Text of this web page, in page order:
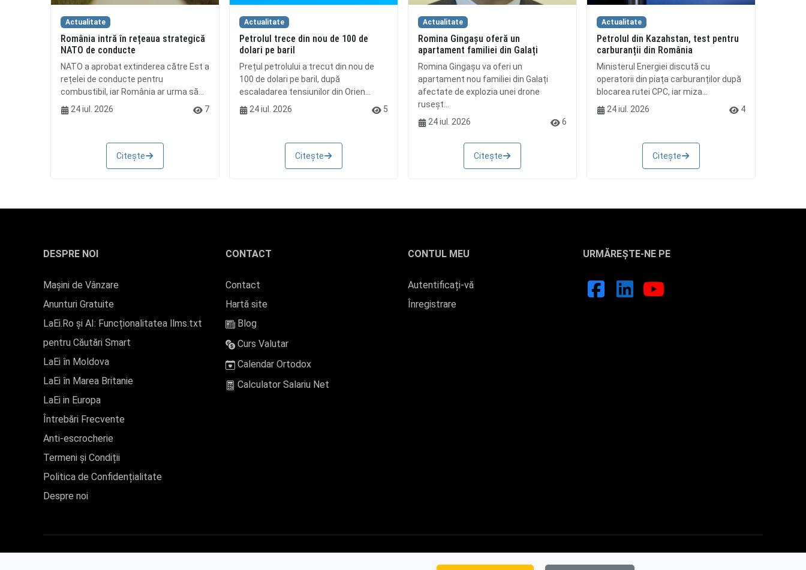
Actualitate
România intră în rețeaua strategică
NATO de conducte
NATO a aprobat extinderea către Est a
rețelei de conducte pentru
combustibil, iar România ar urma să...
24 iul. 2026
7
Citește
Actualitate
Petrolul trece din nou de 100 de
dolari pe baril
Prețul petrolului a trecut din nou de
100 de dolari pe baril, după
escaladarea tensiunilor din Orien...
24 iul. 2026
5
Citește
Actualitate
Romina Gingașu oferă un
apartament familiei din Galați
Romina Gingașu va oferi un
apartament nou familiei din Galați
afectate de explozia unei drone
ruseșt...
24 iul. 2026
6
Citește
Actualitate
Petrolul din Kazahstan, test pentru
carburanții din România
Ministerul Energiei discută cu
operatorii din piața carburanților după
blocarea rutei CPC, iar miza...
24 iul. 2026
4
Citește
DESPRE NOI
Mașini de Vânzare
Anunturi Gratuite
LaEi.Ro și AI: Funcționalitatea llms.txt
pentru Căutări Smart
LaEi în Moldova
LaEi în Marea Britanie
LaEi in Europa
Întrebări Frecvente
Anti-escrocherie
Termeni și Condiții
Politica de Confidențialitate
Despre noi
CONTACT
Contact
Hartă site
Blog
Curs Valutar
Calendar Ortodox
Calculator Salariu Net
CONTUL MEU
Autentificați-vă
Înregistrare
URMĂREȘTE-NE PE